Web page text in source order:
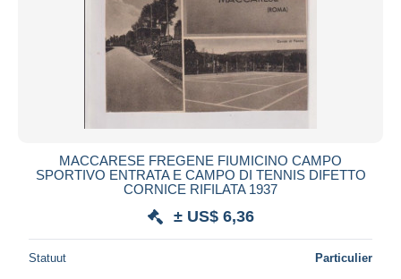
Veilingen zonder biedingen
Veilinghuizen
Verkocht
Eindigt binnen
Van
MACCARESE FREGENE FIUMICINO CAMPO
SPORTIVO ENTRATA E CAMPO DI TENNIS DIFETTO
CORNICE RIFILATA 1937
± US$ 6,36
Statuut Particulier